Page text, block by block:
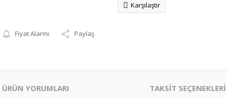
Fiyat Alarmı Paylaş
Karşılaştır
ÜRÜN YORUMLARI TAKSİT SEÇENEKLERİ